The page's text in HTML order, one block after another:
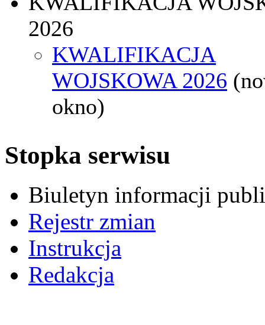
2026
KWALIFIKACJA
WOJSKOWA 2026
okno)
Stopka serwisu
Biuletyn informacji
Rejestr zmian
Instrukcja
Redakcja